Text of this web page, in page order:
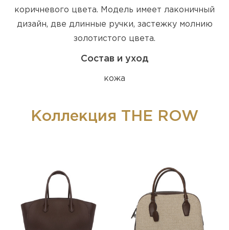
коричневого цвета. Модель имеет лаконичный
дизайн, две длинные ручки, застежку молнию
золотистого цвета.
Состав и уход
кожа
Коллекция THE ROW